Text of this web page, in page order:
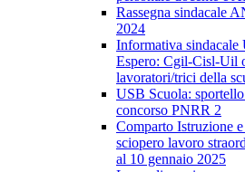
Rassegna sindacale
2024
Informativa
Espero: Cgil-Cisl-Uil
lavoratori/trici della
USB Scuola:
concorso PNRR 2
Comparto Istruzione
sciopero lavoro
al 10 gennaio 2025